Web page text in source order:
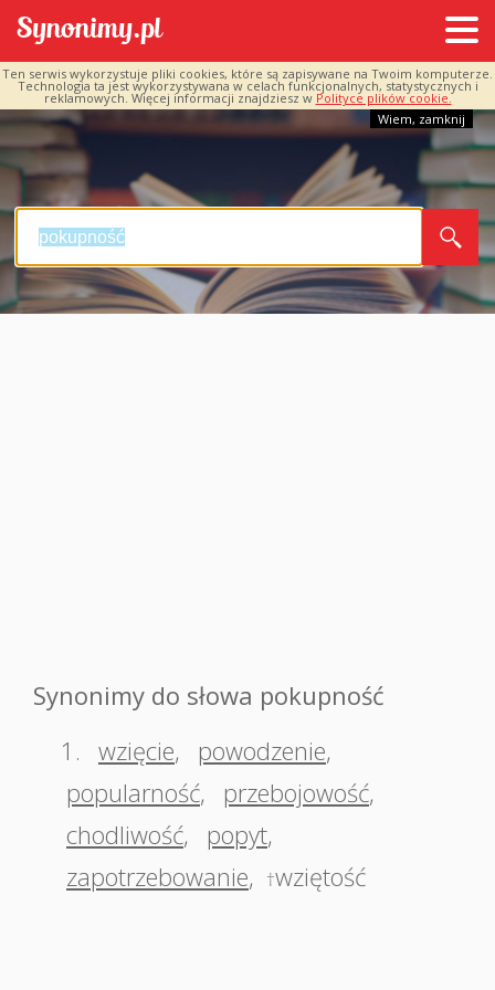
Ten serwis wykorzystuje pliki cookies, które są zapisywane na Twoim komputerze.
Technologia ta jest wykorzystywana w celach funkcjonalnych, statystycznych i
reklamowych. Więcej informacji znajdziesz w Polityce plików cookie.
Wiem, zamknij
Synonimy do słowa pokupność
1. wzięcie, powodzenie,
popularność, przebojowość,
chodliwość, popyt,
zapotrzebowanie, †wziętość